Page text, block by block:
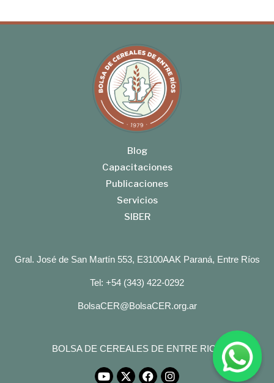
Blog
Capacitaciones
Publicaciones
Servicios
SIBER
Gral. José de San Martín 553, E3100AAK Paraná, Entre Ríos
Tel: +54 (343) 422-0292
BolsaCER@BolsaCER.org.ar
BOLSA DE CEREALES DE ENTRE RIOS